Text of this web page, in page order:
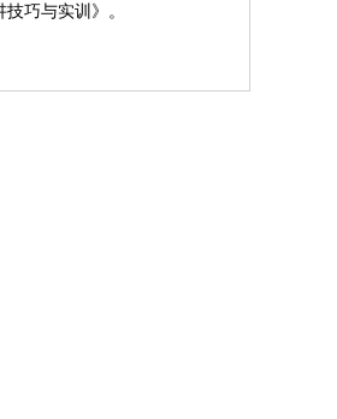
巧与实训》。